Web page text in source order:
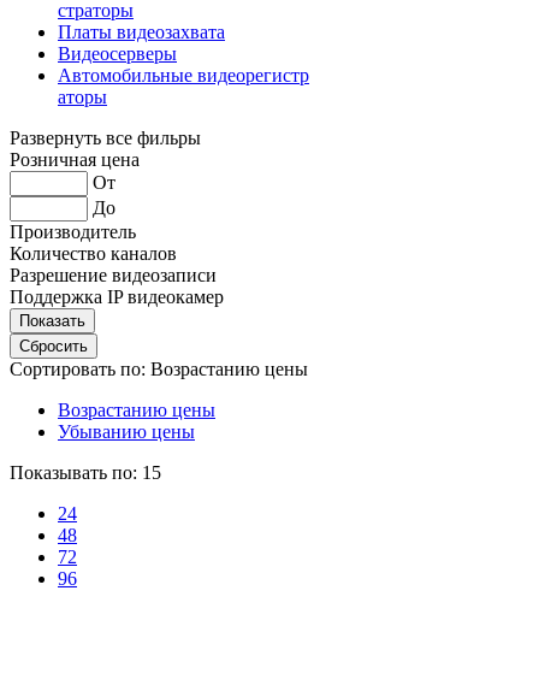
страторы
Платы видеозахвата
Видеосерверы
Автомобильные видеорегистр
аторы
Развернуть все фильры
Розничная цена
От
До
Производитель
Количество каналов
Разрешение видеозаписи
Поддержка IP видеокамер
Сортировать по: Возрастанию цены
Возрастанию цены
Убыванию цены
Показывать по: 15
24
48
72
96